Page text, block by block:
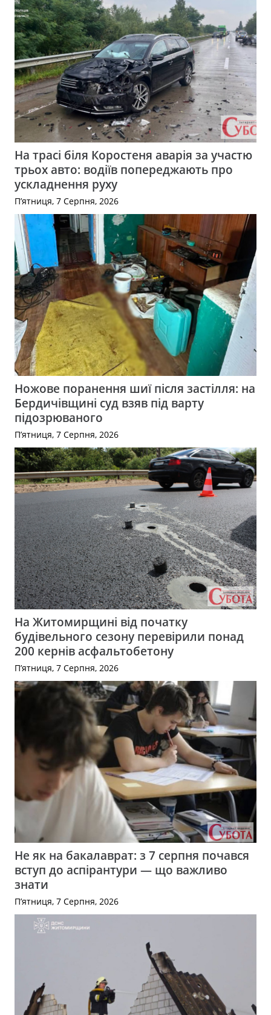
На трасі біля Коростеня аварія за участю
трьох авто: водіїв попереджають про
ускладнення руху
П’ятниця, 7 Серпня, 2026
Ножове поранення шиї після застілля: на
Бердичівщині суд взяв під варту
підозрюваного
П’ятниця, 7 Серпня, 2026
На Житомирщині від початку
будівельного сезону перевірили понад
200 кернів асфальтобетону
П’ятниця, 7 Серпня, 2026
Не як на бакалаврат: з 7 серпня почався
вступ до аспірантури — що важливо
знати
П’ятниця, 7 Серпня, 2026